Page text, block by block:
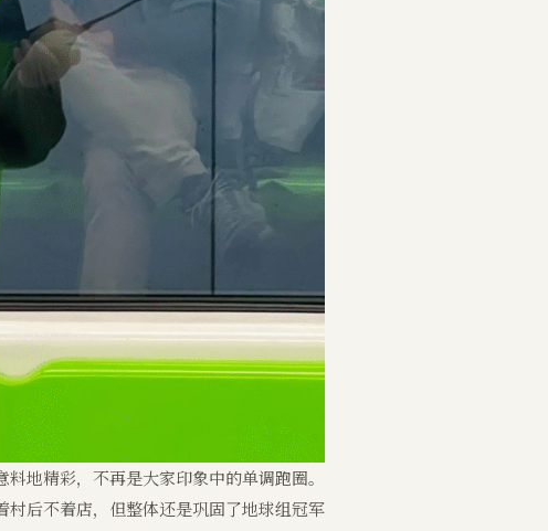
地精彩，不再是大家印象中的单调跑圈。
后不着店，但整体还是巩固了地球组冠军